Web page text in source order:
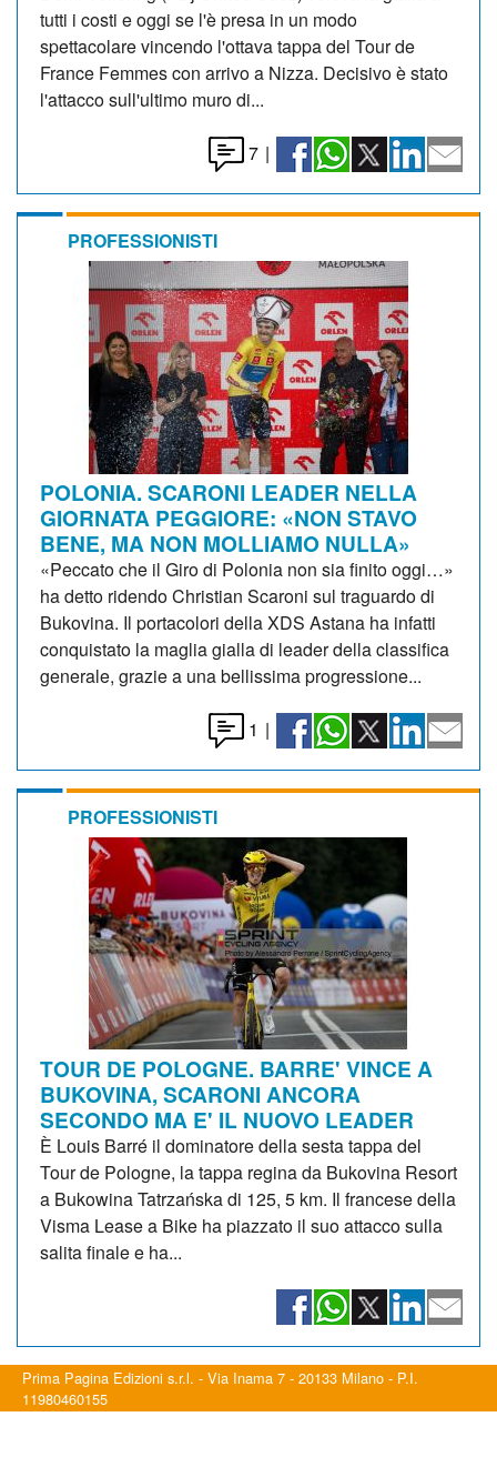
tutti i costi e oggi se l'è presa in un modo
spettacolare vincendo l'ottava tappa del Tour de
France Femmes con arrivo a Nizza. Decisivo è stato
l'attacco sull'ultimo muro di...
7 |
PROFESSIONISTI
POLONIA. SCARONI LEADER NELLA
GIORNATA PEGGIORE: «NON STAVO
BENE, MA NON MOLLIAMO NULLA»
«Peccato che il Giro di Polonia non sia finito oggi…»
ha detto ridendo Christian Scaroni sul traguardo di
Bukovina. Il portacolori della XDS Astana ha infatti
conquistato la maglia gialla di leader della classifica
generale, grazie a una bellissima progressione...
1 |
PROFESSIONISTI
TOUR DE POLOGNE. BARRE' VINCE A
BUKOVINA, SCARONI ANCORA
SECONDO MA E' IL NUOVO LEADER
È Louis Barré il dominatore della sesta tappa del
Tour de Pologne, la tappa regina da Bukovina Resort
a Bukowina Tatrzańska di 125, 5 km. Il francese della
Visma Lease a Bike ha piazzato il suo attacco sulla
salita finale e ha...
Prima Pagina Edizioni s.r.l. - Via Inama 7 - 20133 Milano - P.I.
11980460155